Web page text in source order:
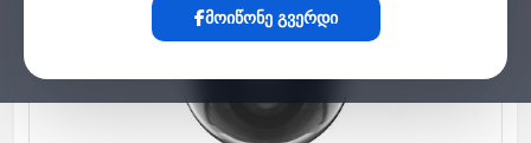
მოიწონე გვერდი